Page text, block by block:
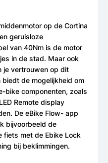
op de Cortina
geruisloze
van 40Nm is de motor
in de stad. Maar ook
je vertrouwen op dit
de mogelijkheid om
bike componenten, zoals
Remote display
De eBike Flow- app
bijvoorbeeld de
fiets met de Ebike Lock
bij beklimmingen.